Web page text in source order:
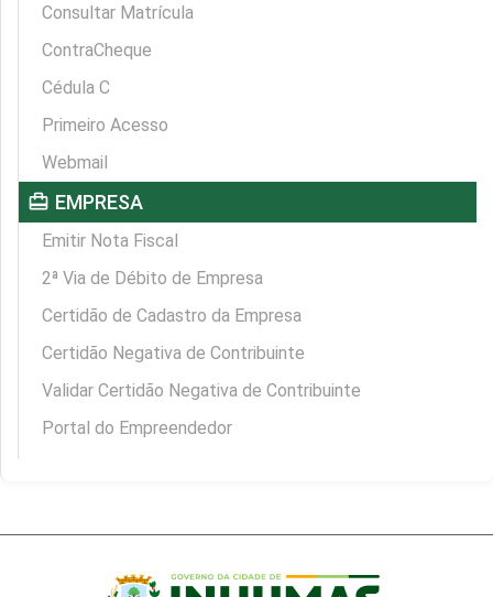
Consultar Matrícula
ContraCheque
Cédula C
Primeiro Acesso
Webmail
card_travel EMPRESA
Emitir Nota Fiscal
2ª Via de Débito de Empresa
Certidão de Cadastro da Empresa
Certidão Negativa de Contribuinte
Validar Certidão Negativa de Contribuinte
Portal do Empreendedor